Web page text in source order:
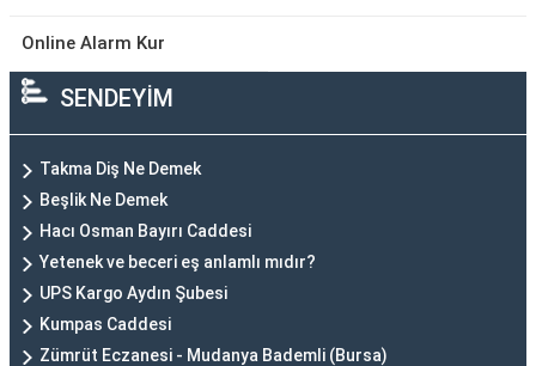
Online Alarm Kur
SENDEYİM
Takma Diş Ne Demek
Beşlik Ne Demek
Hacı Osman Bayırı Caddesi
Yetenek ve beceri eş anlamlı mıdır?
UPS Kargo Aydın Şubesi
Kumpas Caddesi
Zümrüt Eczanesi - Mudanya Bademli (Bursa)